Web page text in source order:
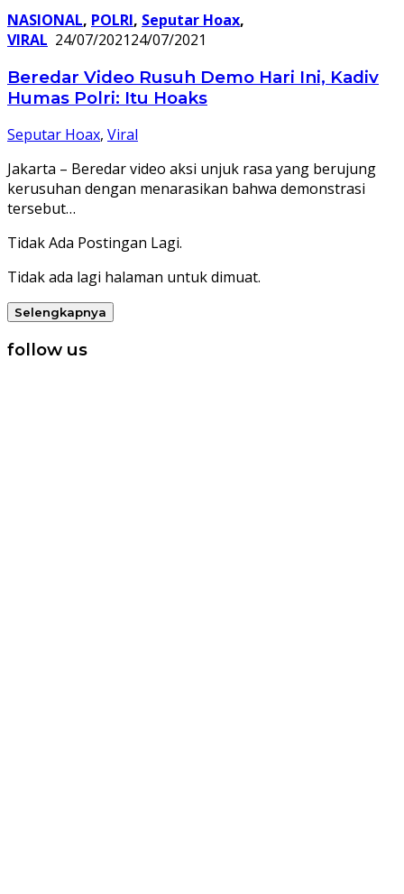
NASIONAL, POLRI, Seputar Hoax,
VIRAL 24/07/202124/07/2021
Beredar Video Rusuh Demo Hari Ini, Kadiv
Humas Polri: Itu Hoaks
Seputar Hoax, Viral
Jakarta – Beredar video aksi unjuk rasa yang berujung
kerusuhan dengan menarasikan bahwa demonstrasi
tersebut…
Tidak Ada Postingan Lagi.
Tidak ada lagi halaman untuk dimuat.
Selengkapnya
follow us